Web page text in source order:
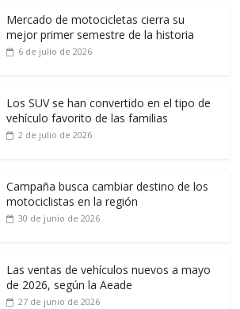
Mercado de motocicletas cierra su
mejor primer semestre de la historia
6 de julio de 2026
Los SUV se han convertido en el tipo de
vehículo favorito de las familias
2 de julio de 2026
Campaña busca cambiar destino de los
motociclistas en la región
30 de junio de 2026
Las ventas de vehículos nuevos a mayo
de 2026, según la Aeade
27 de junio de 2026